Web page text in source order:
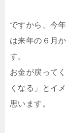
ですから、今
は来年の６月
す。
お金が戻って
くなる」とイ
思います。